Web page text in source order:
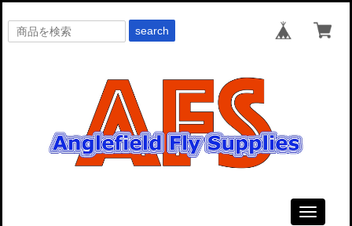
search
Toggle